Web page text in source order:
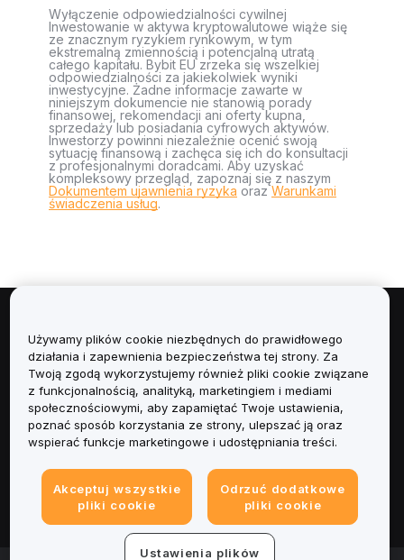
Wyłączenie odpowiedzialności cywilnej
Inwestowanie w aktywa kryptowalutowe wiąże się
ze znacznym ryzykiem rynkowym, w tym
ekstremalną zmiennością i potencjalną utratą
całego kapitału. Bybit EU zrzeka się wszelkiej
odpowiedzialności za jakiekolwiek wyniki
inwestycyjne. Żadne informacje zawarte w
niniejszym dokumencie nie stanowią porady
finansowej, rekomendacji ani oferty kupna,
sprzedaży lub posiadania cyfrowych aktywów.
Inwestorzy powinni niezależnie ocenić swoją
sytuację finansową i zachęca się ich do konsultacji
z profesjonalnymi doradcami. Aby uzyskać
kompleksowy przegląd, zapoznaj się z naszym
Dokumentem ujawnienia ryzyka orazWarunkami
świadczenia usług.
Informacje
Usługi
Obsługa Klienta
Informacje prawne
Używamy plików cookie niezbędnych do prawidłowego
działania i zapewnienia bezpieczeństwa tej strony. Za
Twoją zgodą wykorzystujemy również pliki cookie związane
z funkcjonalnością, analityką, marketingiem i mediami
społecznościowymi, aby zapamiętać Twoje ustawienia,
poznać sposób korzystania ze strony, ulepszać ją oraz
wspierać funkcje marketingowe i udostępniania treści.
Akceptuj wszystkie
pliki cookie
Odrzuć dodatkowe
pliki cookie
Ustawienia plików